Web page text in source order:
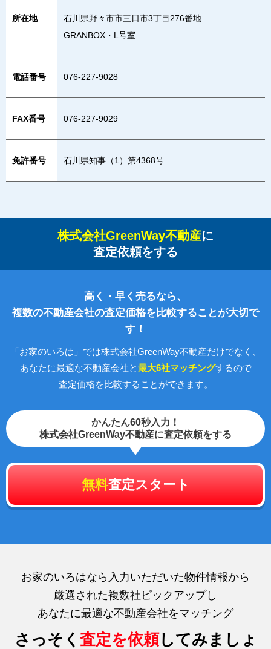
所在地
石川県野々市市三日市3丁目276番地
GRANBOX・L号室
電話番号 076-227-9028
FAX番号 076-227-9029
免許番号 石川県知事（1）第4368号
株式会社GreenWay不動産に
査定依頼をする
高く・早く売るなら、
複数の不動産会社の査定価格を比較することが大切で
す！
「お家のいろは」では株式会社GreenWay不動産だけでなく、
あなたに最適な不動産会社と最大6社マッチングするので
査定価格を比較することができます。
かんたん60秒入力！
株式会社GreenWay不動産に査定依頼をする
無料査定スタート
お家のいろはなら入力いただいた物件情報から
厳選された複数社ピックアップし
あなたに最適な不動産会社をマッチング
さっそく 査定を依頼してみましょ